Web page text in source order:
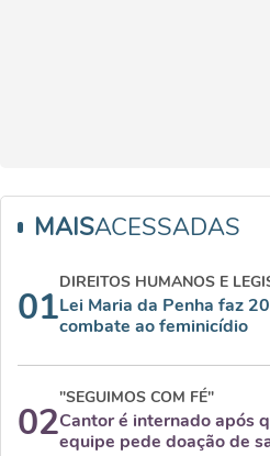
MAISACESSADAS
01
DIREITOS HUMANOS E
Lei Maria da Penha faz
combate ao feminicídio
02
"SEGUIMOS COM FÉ"
Cantor é internado após
equipe pede doação de